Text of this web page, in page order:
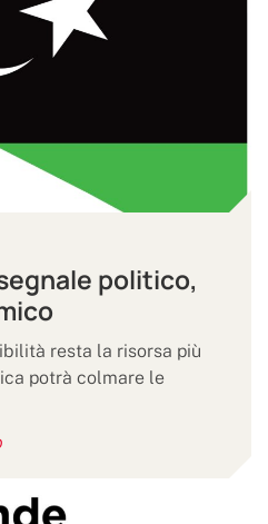
politico,
resta la risorsa più
potrà colmare le